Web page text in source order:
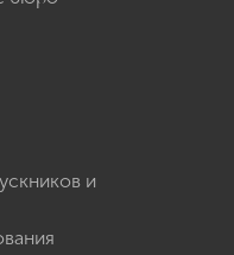
бюро